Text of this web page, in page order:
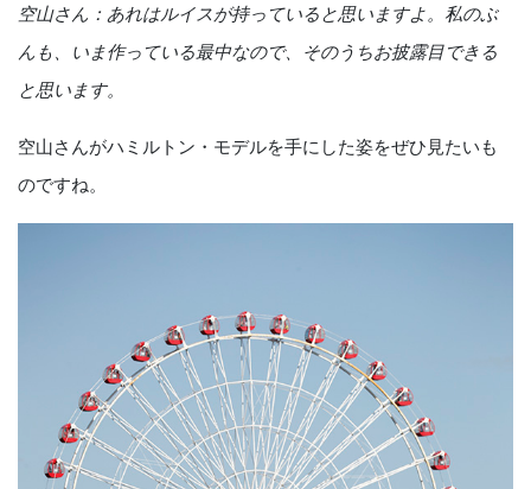
空山さん：あれはルイスが持っていると思いますよ。私のぶ
んも、いま作っている最中なので、そのうちお披露目できる
と思います。
空山さんがハミルトン・モデルを手にした姿をぜひ見たいも
のですね。